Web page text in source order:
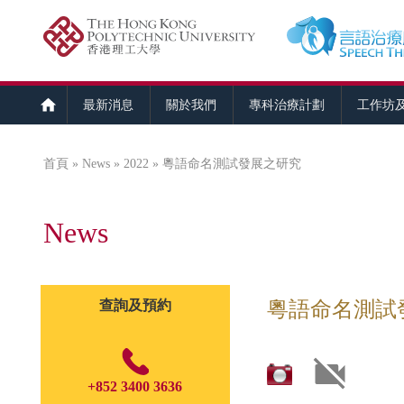
最新消息 關於我們 專科治療計劃 工作坊
您在這裡
首頁 » News » 2022 » 粵語命名測試發展之研究
News
粵語命名測試
查詢及預約
+852 3400 3636